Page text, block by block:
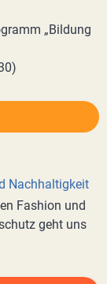
„Bildung
Nachhaltigkeit
Fashion und
geht uns